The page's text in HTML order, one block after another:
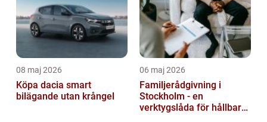
08 maj 2026
Köpa dacia smart
bilägande utan krångel
06 maj 2026
Familjerådgivning i
Stockholm - en
verktygslåda för hållbara